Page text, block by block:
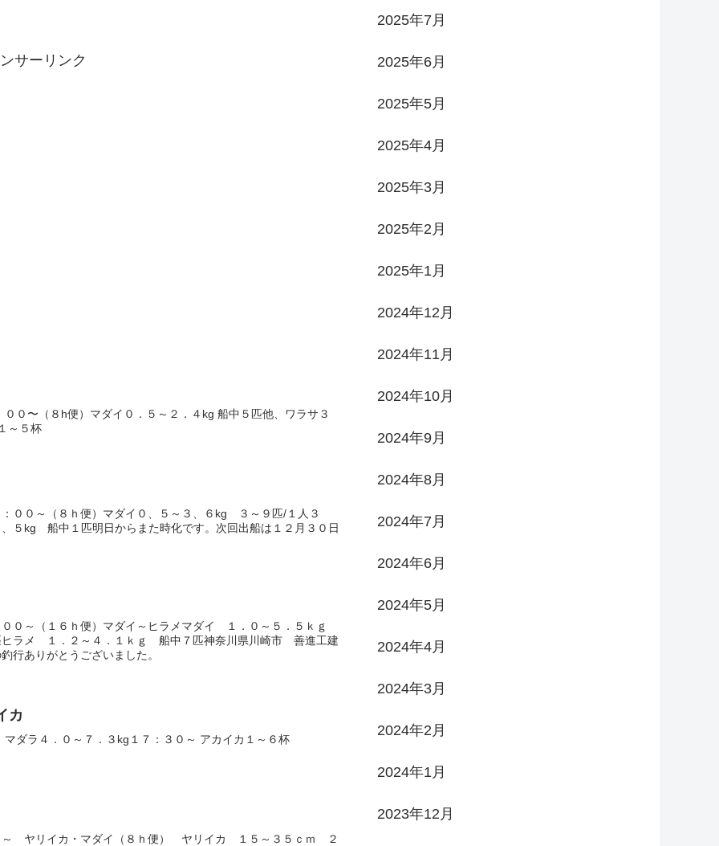
サーリンク
０〜（８h便）マダイ０．５～２．４kg 船中５匹他、ワラサ３
～５杯
００～（８ｈ便）マダイ０、５～３、６kg ３～９匹/１人３
kg 船中１匹明日からまた時化です。次回出船は１２月３０日
０～（１６ｈ便）マダイ～ヒラメマダイ １．０～５．５ｋｇ
ラメ １．２～４．１ｋｇ 船中７匹神奈川県川崎市 善進工建
行ありがとうございました。
カ
ダラ４．０～７．３kg１７：３０～ アカイカ１～６杯
～ ヤリイカ・マダイ（８ｈ便） ヤリイカ １５～３５ｃｍ ２
2025年7月
2025年6月
2025年5月
2025年4月
2025年3月
2025年2月
2025年1月
2024年12月
2024年11月
2024年10月
2024年9月
2024年8月
2024年7月
2024年6月
2024年5月
2024年4月
2024年3月
2024年2月
2024年1月
2023年12月